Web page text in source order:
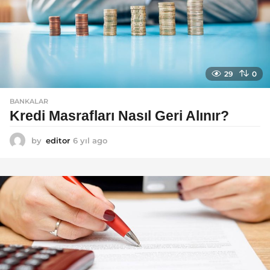
29 0
BANKALAR
Kredi Masrafları Nasıl Geri Alınır?
by editor 6 yıl ago
l
g
o